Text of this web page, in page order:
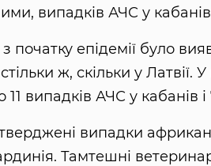
випадків АЧС у
початку епідемії було
ж, скільки у Латвії.
11 випадків АЧС у кабанів
випадки
Тамтешні